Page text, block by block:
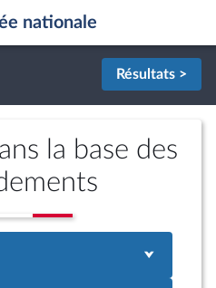
nationale
Résultats >
la base des